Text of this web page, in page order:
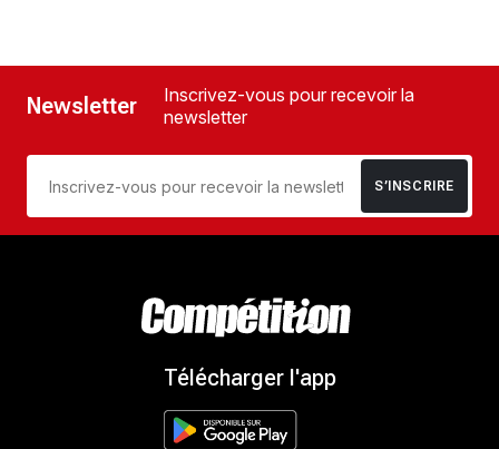
Newsletter
Inscrivez-vous pour recevoir la
newsletter
S’INSCRIRE
Télécharger l'app